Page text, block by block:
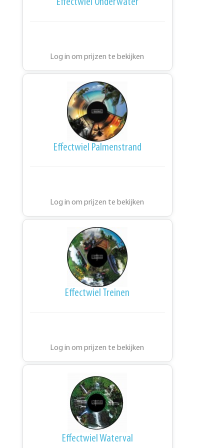
Log in om prijzen te bekijken
Effectwiel Palmenstrand
Log in om prijzen te bekijken
Effectwiel Treinen
Log in om prijzen te bekijken
Effectwiel Waterval